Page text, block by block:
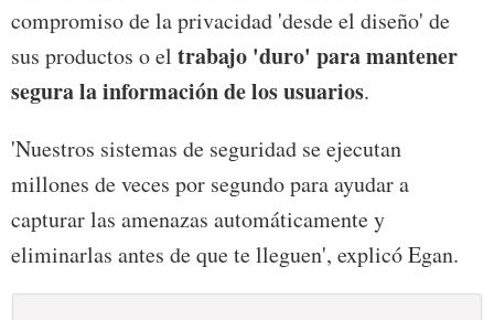
compromiso de la privacidad 'desde el diseño' de
sus productos o el trabajo 'duro' para mantener
segura la información de los usuarios.
'Nuestros sistemas de seguridad se ejecutan
millones de veces por segundo para ayudar a
capturar las amenazas automáticamente y
eliminarlas antes de que te lleguen', explicó Egan.